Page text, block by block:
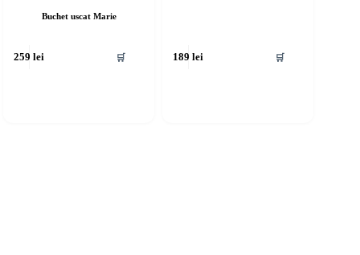
Buchet uscat Marie
259lei 🛒 189lei 🛒